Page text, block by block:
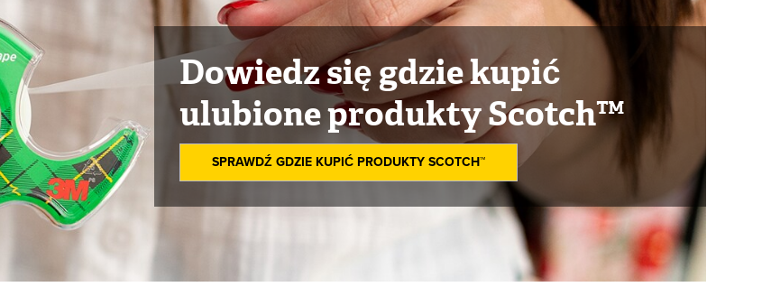
Dowiedz się gdzie kupić
ulubione produkty Scotch™
SPRAWDŹ GDZIE KUPIĆ PRODUKTY SCOTCH™